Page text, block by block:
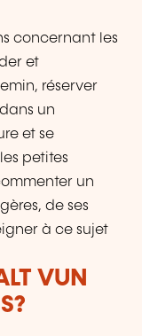
concernant les
et
réserver
un
et se
petites
un
de ses
à ce sujet
VUN